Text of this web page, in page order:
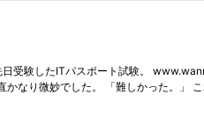
日受験したITパスポート試験。
なり微妙でした。 「難しかった。」